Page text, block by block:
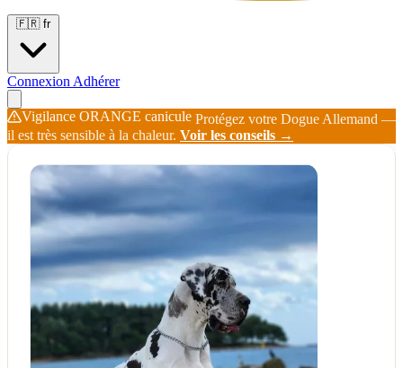
🇫🇷 fr
Connexion Adhérer
Vigilance ORANGE canicule Protégez votre Dogue Allemand —
il est très sensible à la chaleur. Voir les conseils →